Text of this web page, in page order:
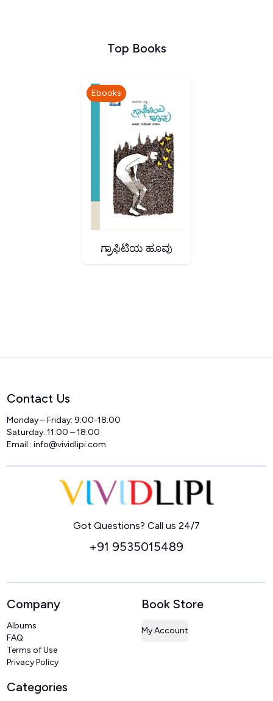
Top Books
Ebooks
ಗ್ರಾಫಿಟಿಯ ಹೂವು
Contact Us
Monday – Friday: 9:00-18:00
Saturday: 11:00 – 18:00
Email :info@vividlipi.com
Got Questions? Call us 24/7
+91 9535015489
Company
Albums
FAQ
Terms of Use
Privacy Policy
Book Store
My Account
Categories